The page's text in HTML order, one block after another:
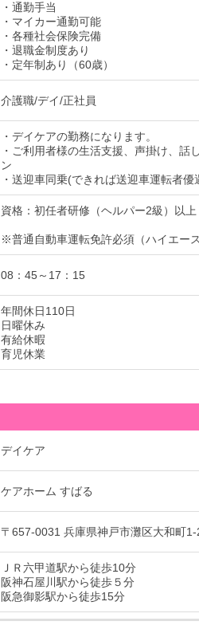
・通勤手当
・マイカー通勤可能
・各種社会保険完備
・退職金制度あり
・定年制あり（60歳）
介護職/デイ/正社員
・デイケアの勤務になります。
・ご利用者様の生活支援、声掛け、
ン
・送迎車同乗(できれば送迎車運転者優
資格：初任者研修（ヘルパー2級）以上
※普通自動車運転免許必須（ハイエー
08：45～17：15
年間休日110日
日曜休み
有給休暇
育児休業
デイケア
ケアホーム すばる
〒657-0031 兵庫県神戸市灘区大和町1-
ＪＲ六甲道駅から徒歩10分
阪神石屋川駅から徒歩５分
阪急御影駅から徒歩15分